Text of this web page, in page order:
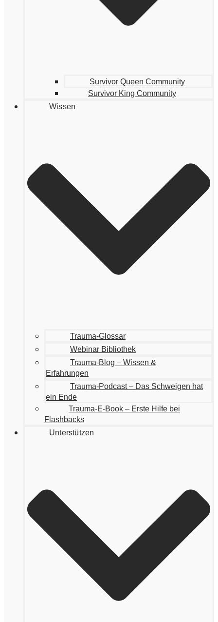
Survivor Queen Community
Survivor King Community
Wissen
Trauma-Glossar
Webinar Bibliothek
Trauma-Blog – Wissen &
Erfahrungen
Trauma-Podcast – Das Schweigen hat
ein Ende
Trauma-E-Book – Erste Hilfe bei
Flashbacks
Unterstützen